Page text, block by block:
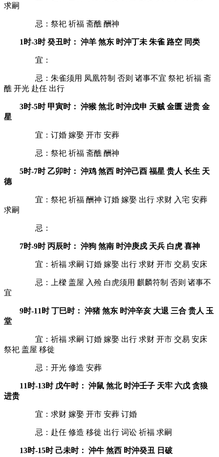
求嗣
忌：祭祀 祈福 斋醮 酬神
1时-3时 癸丑时： 沖羊 煞东 时沖丁未 朱雀 路空 同类
宜：
忌：朱雀须用 凤凰符制 否则 诸事不宜 祭祀 祈福 斋
醮 开光 赴任 出行
3时-5时 甲寅时： 沖猴 煞北 时沖戊申 天贼 金匮 进贵 金
星
宜：订婚 嫁娶 开市 安葬
忌：祭祀 祈福 斋醮 酬神
5时-7时 乙卯时： 沖鸡 煞西 时沖己酉 福星 贵人 长生 天
德
宜：祭祀 祈福 酬神 订婚 嫁娶 出行 求财 入宅 安葬
求嗣
忌：
7时-9时 丙辰时： 沖狗 煞南 时沖庚戍 天兵 白虎 喜神
宜：祈福 求嗣 订婚 嫁娶 出行 求财 开市 交易 安床
忌：上樑 盖屋 入殓 白虎须用 麒麟符制 否则 诸事不
宜
9时-11时 丁巳时： 沖猪 煞东 时沖辛亥 大退 三合 贵人 玉
堂
宜：祈福 求嗣 订婚 嫁娶 出行 求财 开市 交易 安床
祭祀 盖屋 移徙
忌：开光 修造 安葬
11时-13时 戊午时： 沖鼠 煞北 时沖壬子 天牢 六戊 贪狼
进贵
宜：求财 嫁娶 开市 安葬 订婚
忌：赴任 修造 移徙 出行 词讼 祈福 求嗣
13时-15时 己未时： 沖牛 煞西 时沖癸丑 日破